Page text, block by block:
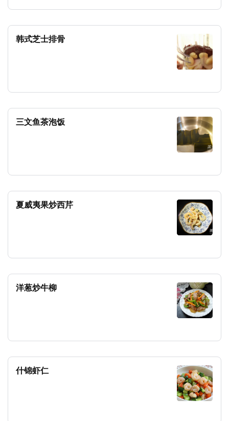
韩式芝士排骨
三文鱼茶泡饭
夏威夷果炒西芹
洋葱炒牛柳
什锦虾仁